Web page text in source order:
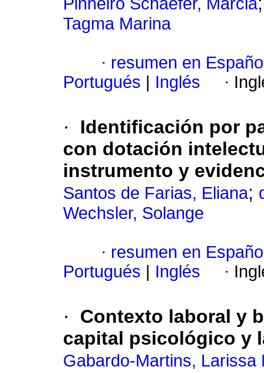
Tagma Marina
· resumen en
Portugués
Inglés ·
·
Identificación por
con dotación
instrumento y
Santos de Farias, Eliana;
Wechsler, Solange
· resumen en
Portugués
Inglés ·
·
Contexto laboral y
capital psicológico y
Gabardo-Martins, Larissa